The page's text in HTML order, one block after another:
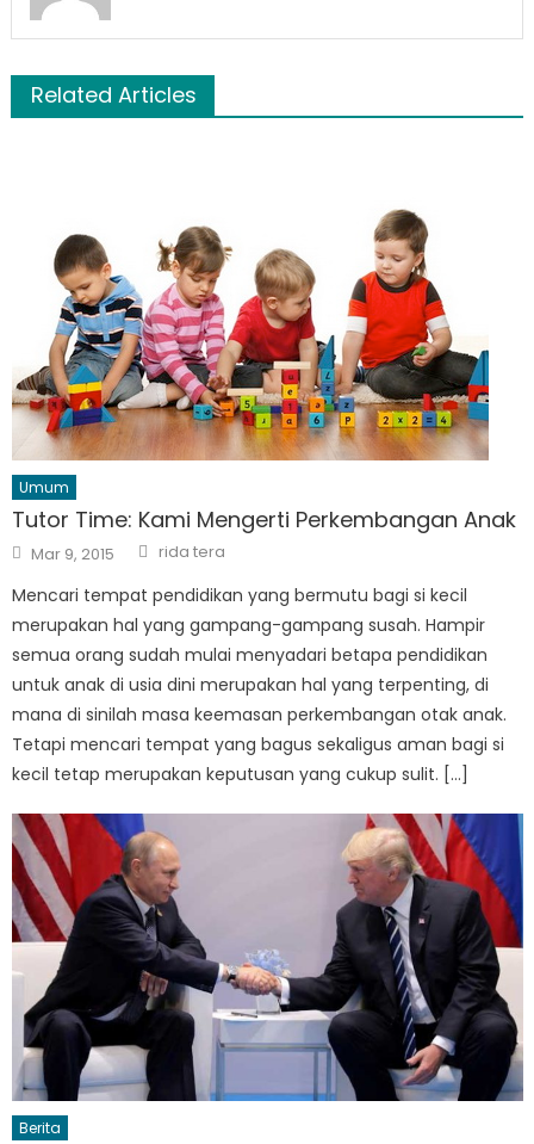
Related Articles
Umum
Tutor Time: Kami Mengerti Perkembangan Anak
Posted
on
Mar 9, 2015 Author
rida tera
Mencari tempat pendidikan yang bermutu bagi si kecil
merupakan hal yang gampang-gampang susah. Hampir
semua orang sudah mulai menyadari betapa pendidikan
untuk anak di usia dini merupakan hal yang terpenting, di
mana di sinilah masa keemasan perkembangan otak anak.
Tetapi mencari tempat yang bagus sekaligus aman bagi si
kecil tetap merupakan keputusan yang cukup sulit. […]
Berita